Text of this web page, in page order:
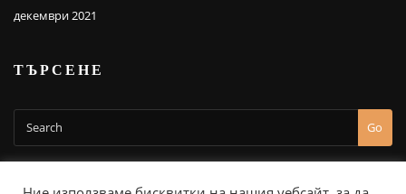
декември 2021
ТЪРСЕНЕ
Go